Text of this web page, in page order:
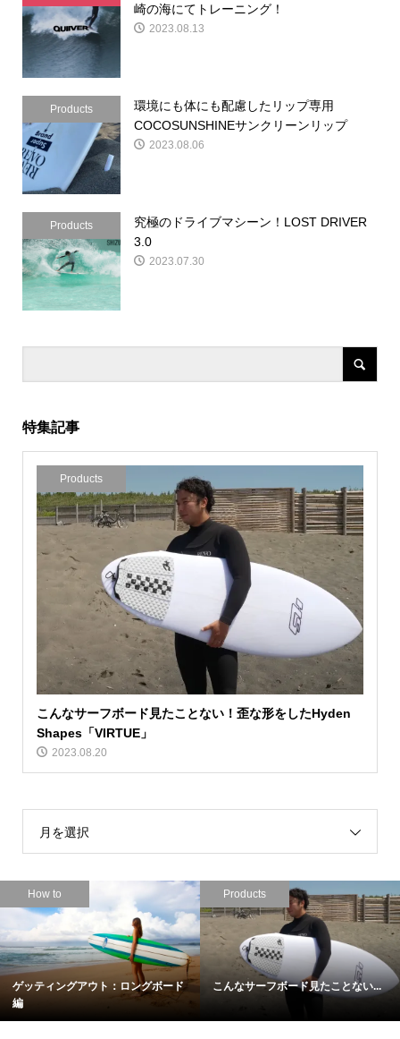
崎の海にてトレーニング！
2023.08.13
Products
環境にも体にも配慮したリップ専用
COCOSUNSHINEサンクリーンリップ
2023.08.06
Products
究極のドライブマシーン！LOST DRIVER
3.0
2023.07.30
特集記事
Products
こんなサーフボード見たことない！歪な形をしたHyden
Shapes「VIRTUE」
2023.08.20
月を選択
ない...
名作の融合！Hayden shapes待望
Movie
大橋海人が魅せる！サイ